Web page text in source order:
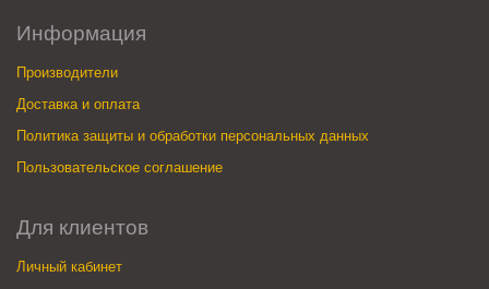
Информация
Производители
Доставка и оплата
Политика защиты и обработки персональных данных
Пользовательское соглашение
Для клиентов
Личный кабинет